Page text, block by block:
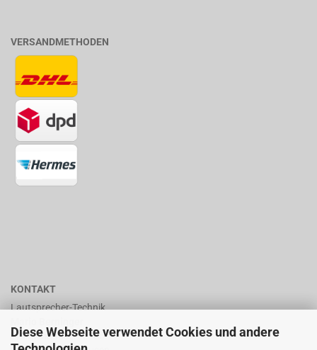
Diese Webseite verwendet Cookies und andere
VERSANDMETHODEN
KONTAKT
Lautsprecher-Technik
Frankenhäuserstr. 65